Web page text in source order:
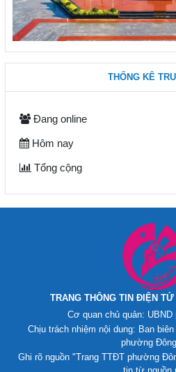
THỐNG KÊ
Đang online
Hôm nay
Tổng cộng
TRANG THÔNG TIN ĐIỆN
Cơ quan chủ quản:
Chịu trách nhiệm nội dung: Ban
phường
Ghi rõ nguồn "Trang TTĐT phường